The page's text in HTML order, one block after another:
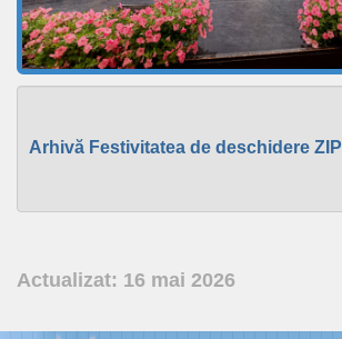
Arhivă Festivitatea de deschidere ZIP
Actualizat: 16 mai 2026